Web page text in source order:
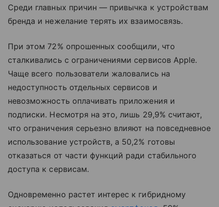
Среди главных причин — привычка к устройствам
бренда и нежелание терять их взаимосвязь.
При этом 72% опрошенных сообщили, что
сталкивались с ограничениями сервисов Apple.
Чаще всего пользователи жаловались на
недоступность отдельных сервисов и
невозможность оплачивать приложения и
подписки. Несмотря на это, лишь 29,9% считают,
что ограничения серьезно влияют на повседневное
использование устройств, а 50,2% готовы
отказаться от части функций ради стабильного
доступа к сервисам.
Одновременно растет интерес к гибридному